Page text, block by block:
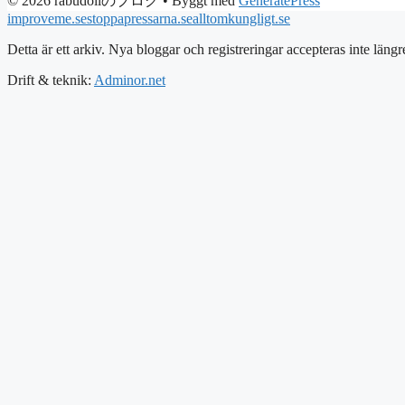
improveme.sestoppapressarna.sealltomkungligt.se
Detta är ett arkiv. Nya bloggar och registreringar accepteras inte
Drift & teknik: Adminor.net